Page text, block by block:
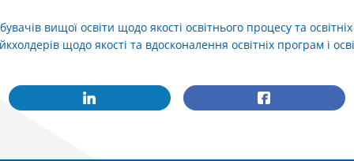
вищої освіти щодо якості освітнього процесу та
щодо якості та вдосконалення освітніх програм і